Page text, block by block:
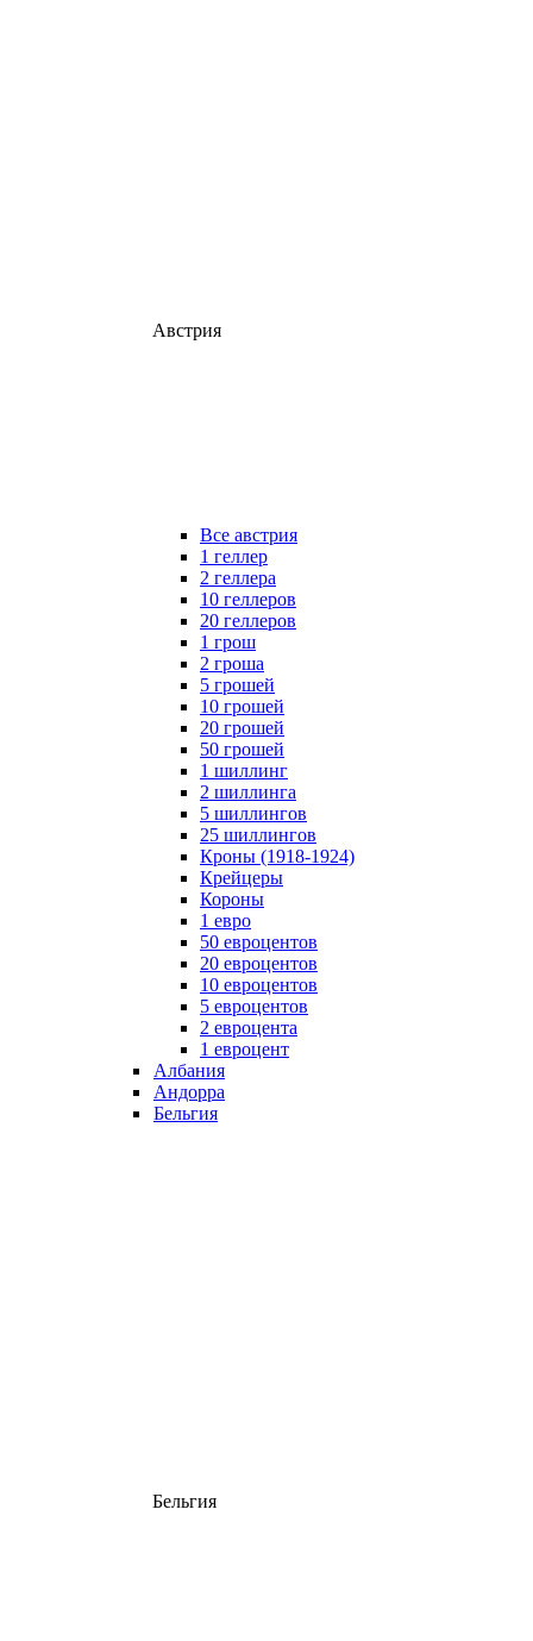
Австрия
Все австрия
1 геллер
2 геллера
10 геллеров
20 геллеров
1 грош
2 гроша
5 грошей
10 грошей
20 грошей
50 грошей
1 шиллинг
2 шиллинга
5 шиллингов
25 шиллингов
Кроны (1918-1924)
Крейцеры
Короны
1 евро
50 евроцентов
20 евроцентов
10 евроцентов
5 евроцентов
2 евроцента
1 евроцент
Албания
Андорра
Бельгия
Бельгия